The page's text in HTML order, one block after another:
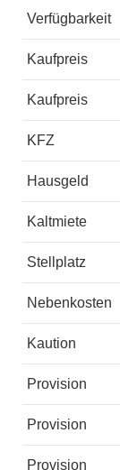
Verfügbarkeit
Kaufpreis
Kaufpreis
KFZ
Hausgeld
Kaltmiete
Stellplatz
Nebenkosten
Kaution
Provision
Provision
Provision